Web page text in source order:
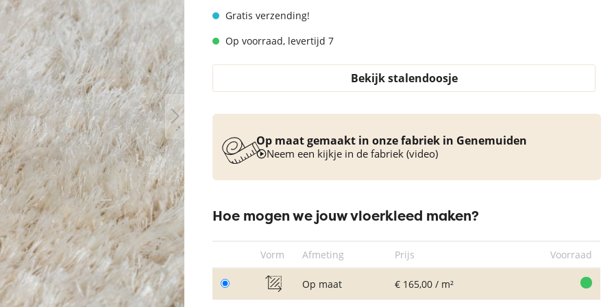
Vloerkleed turquoise
Gratis verzending!
Op voorraad, levertijd 7
Bekijk stalendoosje
Op maat gemaakt in onze fabriek in Genemuiden
Neem een kijkje in de fabriek (video)
Hoe mogen we jouw vloerkleed maken?
Vorm Afmeting Prijs Voorraad
Op maat € 165,00 / m²